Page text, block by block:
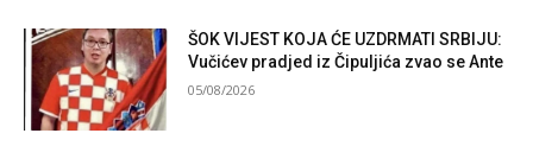
ŠOK VIJEST KOJA ĆE UZDRMATI SRBIJU:
Vučićev pradjed iz Čipuljića zvao se Ante
05/08/2026